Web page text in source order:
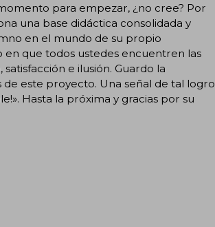
para empezar, ¿no cree? Por
una base didáctica consolidada y
en el mundo de su propio
que todos ustedes encuentren las
e ilusión. Guardo la
este proyecto. Una señal de tal logro
Hasta la próxima y gracias por su